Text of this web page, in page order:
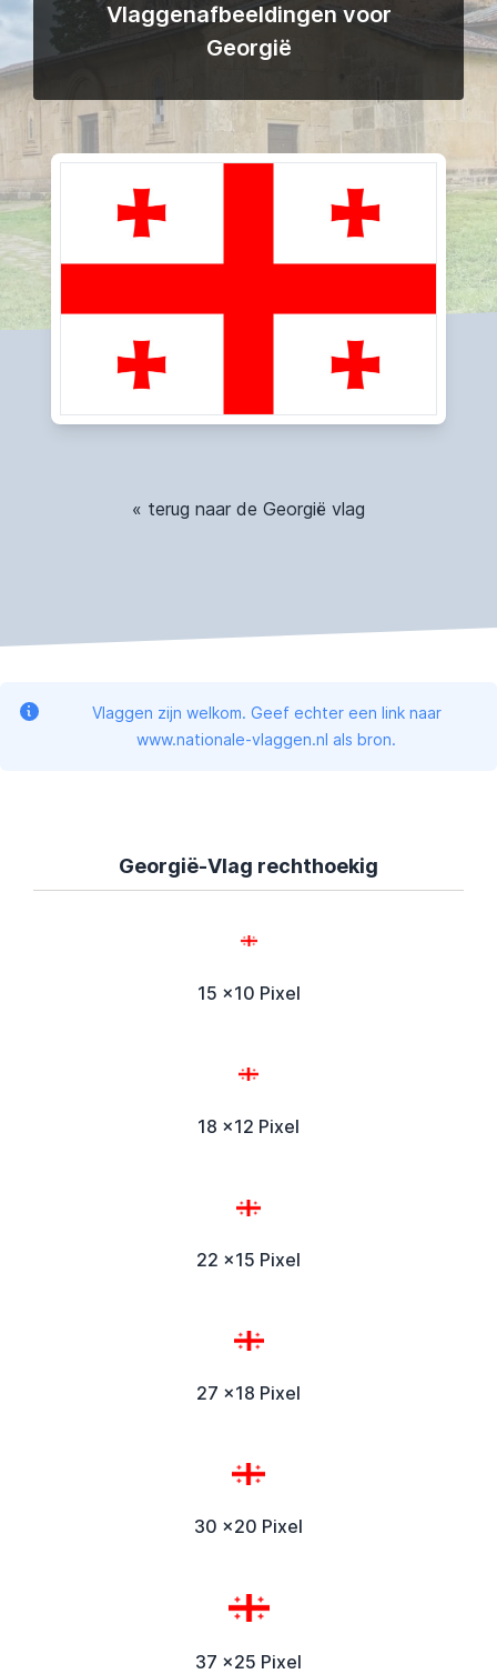
Vlaggenafbeeldingen voor
Georgië
« terug naar de Georgië vlag
Vlaggen zijn welkom. Geef echter een link naar
www.nationale-vlaggen.nl als bron.
Georgië-Vlag rechthoekig
15 x10 Pixel
18 x12 Pixel
22 x15 Pixel
27 x18 Pixel
30 x20 Pixel
37 x25 Pixel